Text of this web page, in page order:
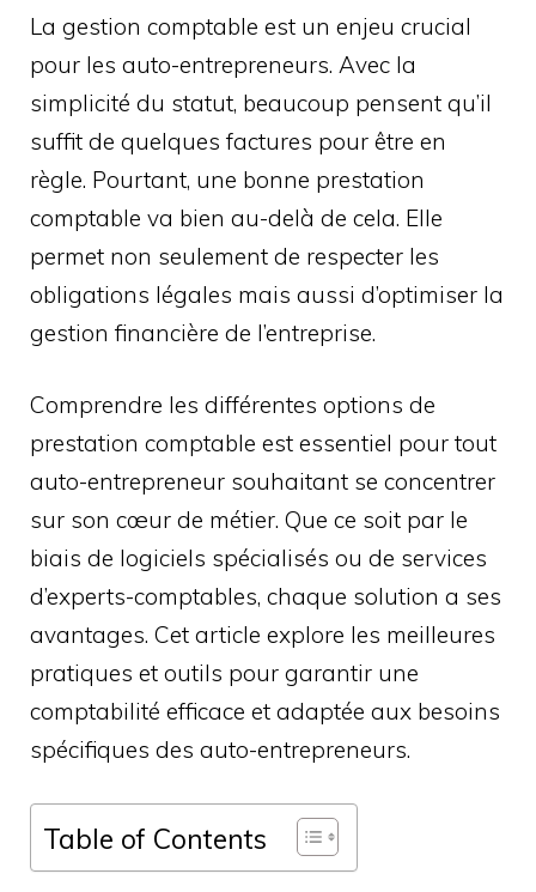
La gestion comptable est un enjeu crucial
pour les auto-entrepreneurs. Avec la
simplicité du statut, beaucoup pensent qu’il
suffit de quelques factures pour être en
règle. Pourtant, une bonne prestation
comptable va bien au-delà de cela. Elle
permet non seulement de respecter les
obligations légales mais aussi d’optimiser la
gestion financière de l’entreprise.
Comprendre les différentes options de
prestation comptable est essentiel pour tout
auto-entrepreneur souhaitant se concentrer
sur son cœur de métier. Que ce soit par le
biais de logiciels spécialisés ou de services
d’experts-comptables, chaque solution a ses
avantages. Cet article explore les meilleures
pratiques et outils pour garantir une
comptabilité efficace et adaptée aux besoins
spécifiques des auto-entrepreneurs.
Table of Contents